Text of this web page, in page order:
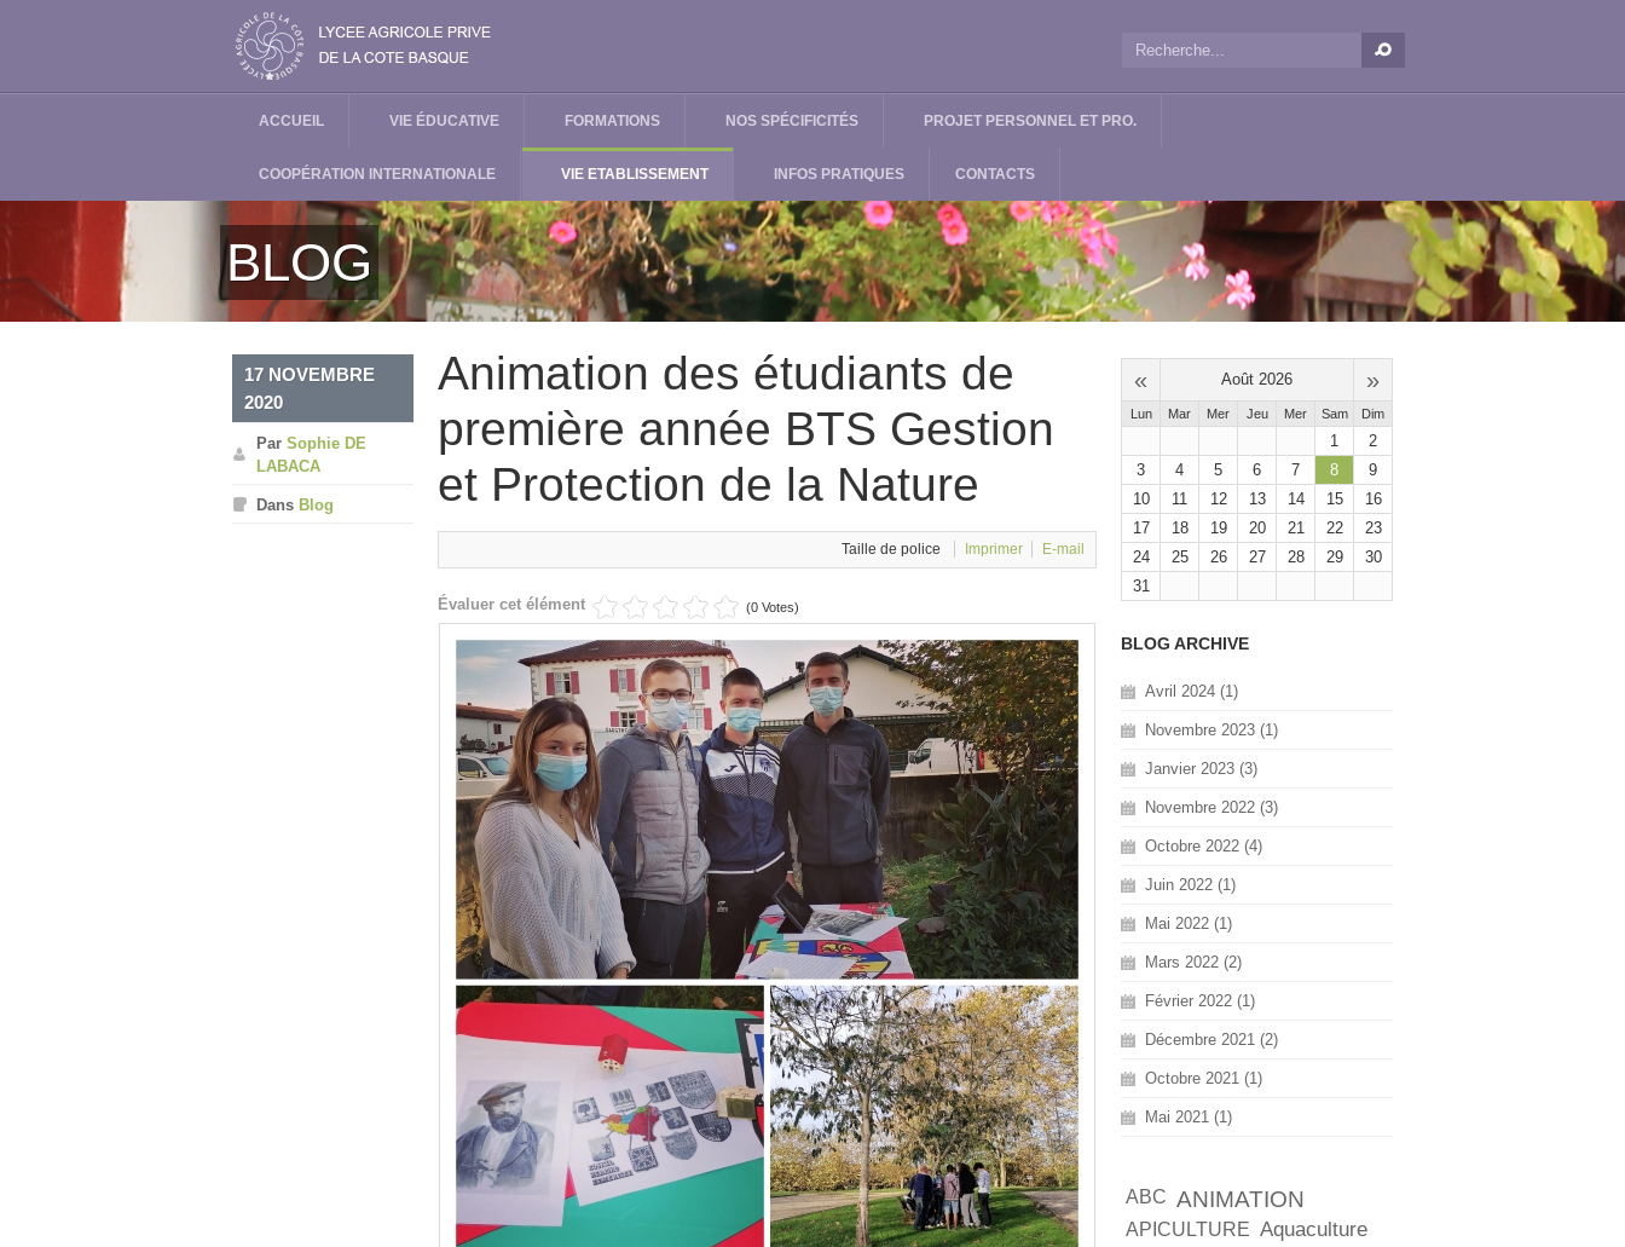
ACCUEIL VIE ÉDUCATIVE FORMATIONS NOS SPÉCIFICITÉS PROJET PERSONNEL ET PRO.
COOPÉRATION INTERNATIONALE VIE ETABLISSEMENT INFOS PRATIQUES CONTACTS
BLOG
Animation des étudiants de
première année BTS Gestion
et Protection de la Nature
17 NOVEMBRE
2020
Par Sophie DE
LABACA
Dans Blog
Taille de police Imprimer E-mail
Évaluer cet élément (0 Votes)
« Août 2026 »
Lun Mar Mer Jeu Mer Sam Dim
1
2
3
4 5 6 7 8
9
10
11 12 13 14 15
16
17
18 19 20 21 22
23
24
25 26 27 28 29
30
31
BLOG ARCHIVE
Avril 2024 (1)
Novembre 2023 (1)
Janvier 2023 (3)
Novembre 2022 (3)
Octobre 2022 (4)
Juin 2022 (1)
Mai 2022 (1)
Mars 2022 (2)
Février 2022 (1)
Décembre 2021 (2)
Octobre 2021 (1)
Mai 2021 (1)
ABC ANIMATION
APICULTURE Aquaculture